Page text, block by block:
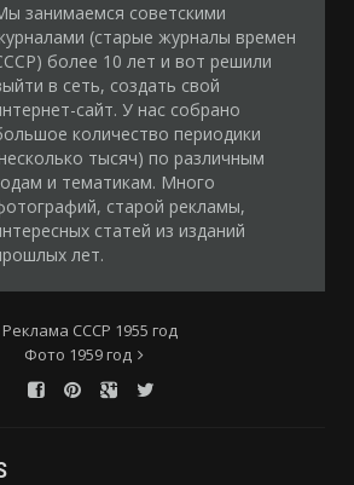
занимаемся советскими
(старые журналы времен
более 10 лет и вот решили
в сеть, создать свой
сайт. У нас собрано
количество периодики
тысяч) по различным
и тематикам. Много
старой рекламы,
статей из изданий
лет.
Реклама СССР 1955 год
Фото 1959 год